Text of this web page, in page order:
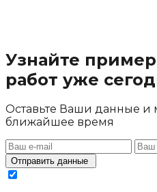
Узнайте
работ уже
Оставьте Ваши данные и
ближайшее время
Отправить данные